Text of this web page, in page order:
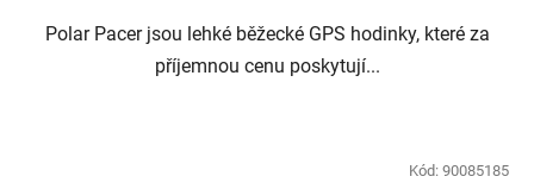
Polar Pacer jsou lehké běžecké GPS hodinky, které za
příjemnou cenu poskytují...
Kód: 90085185